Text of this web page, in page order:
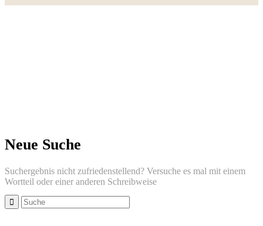
Neue Suche
Suchergebnis nicht zufriedenstellend? Versuche es mal mit einem
Wortteil oder einer anderen Schreibweise